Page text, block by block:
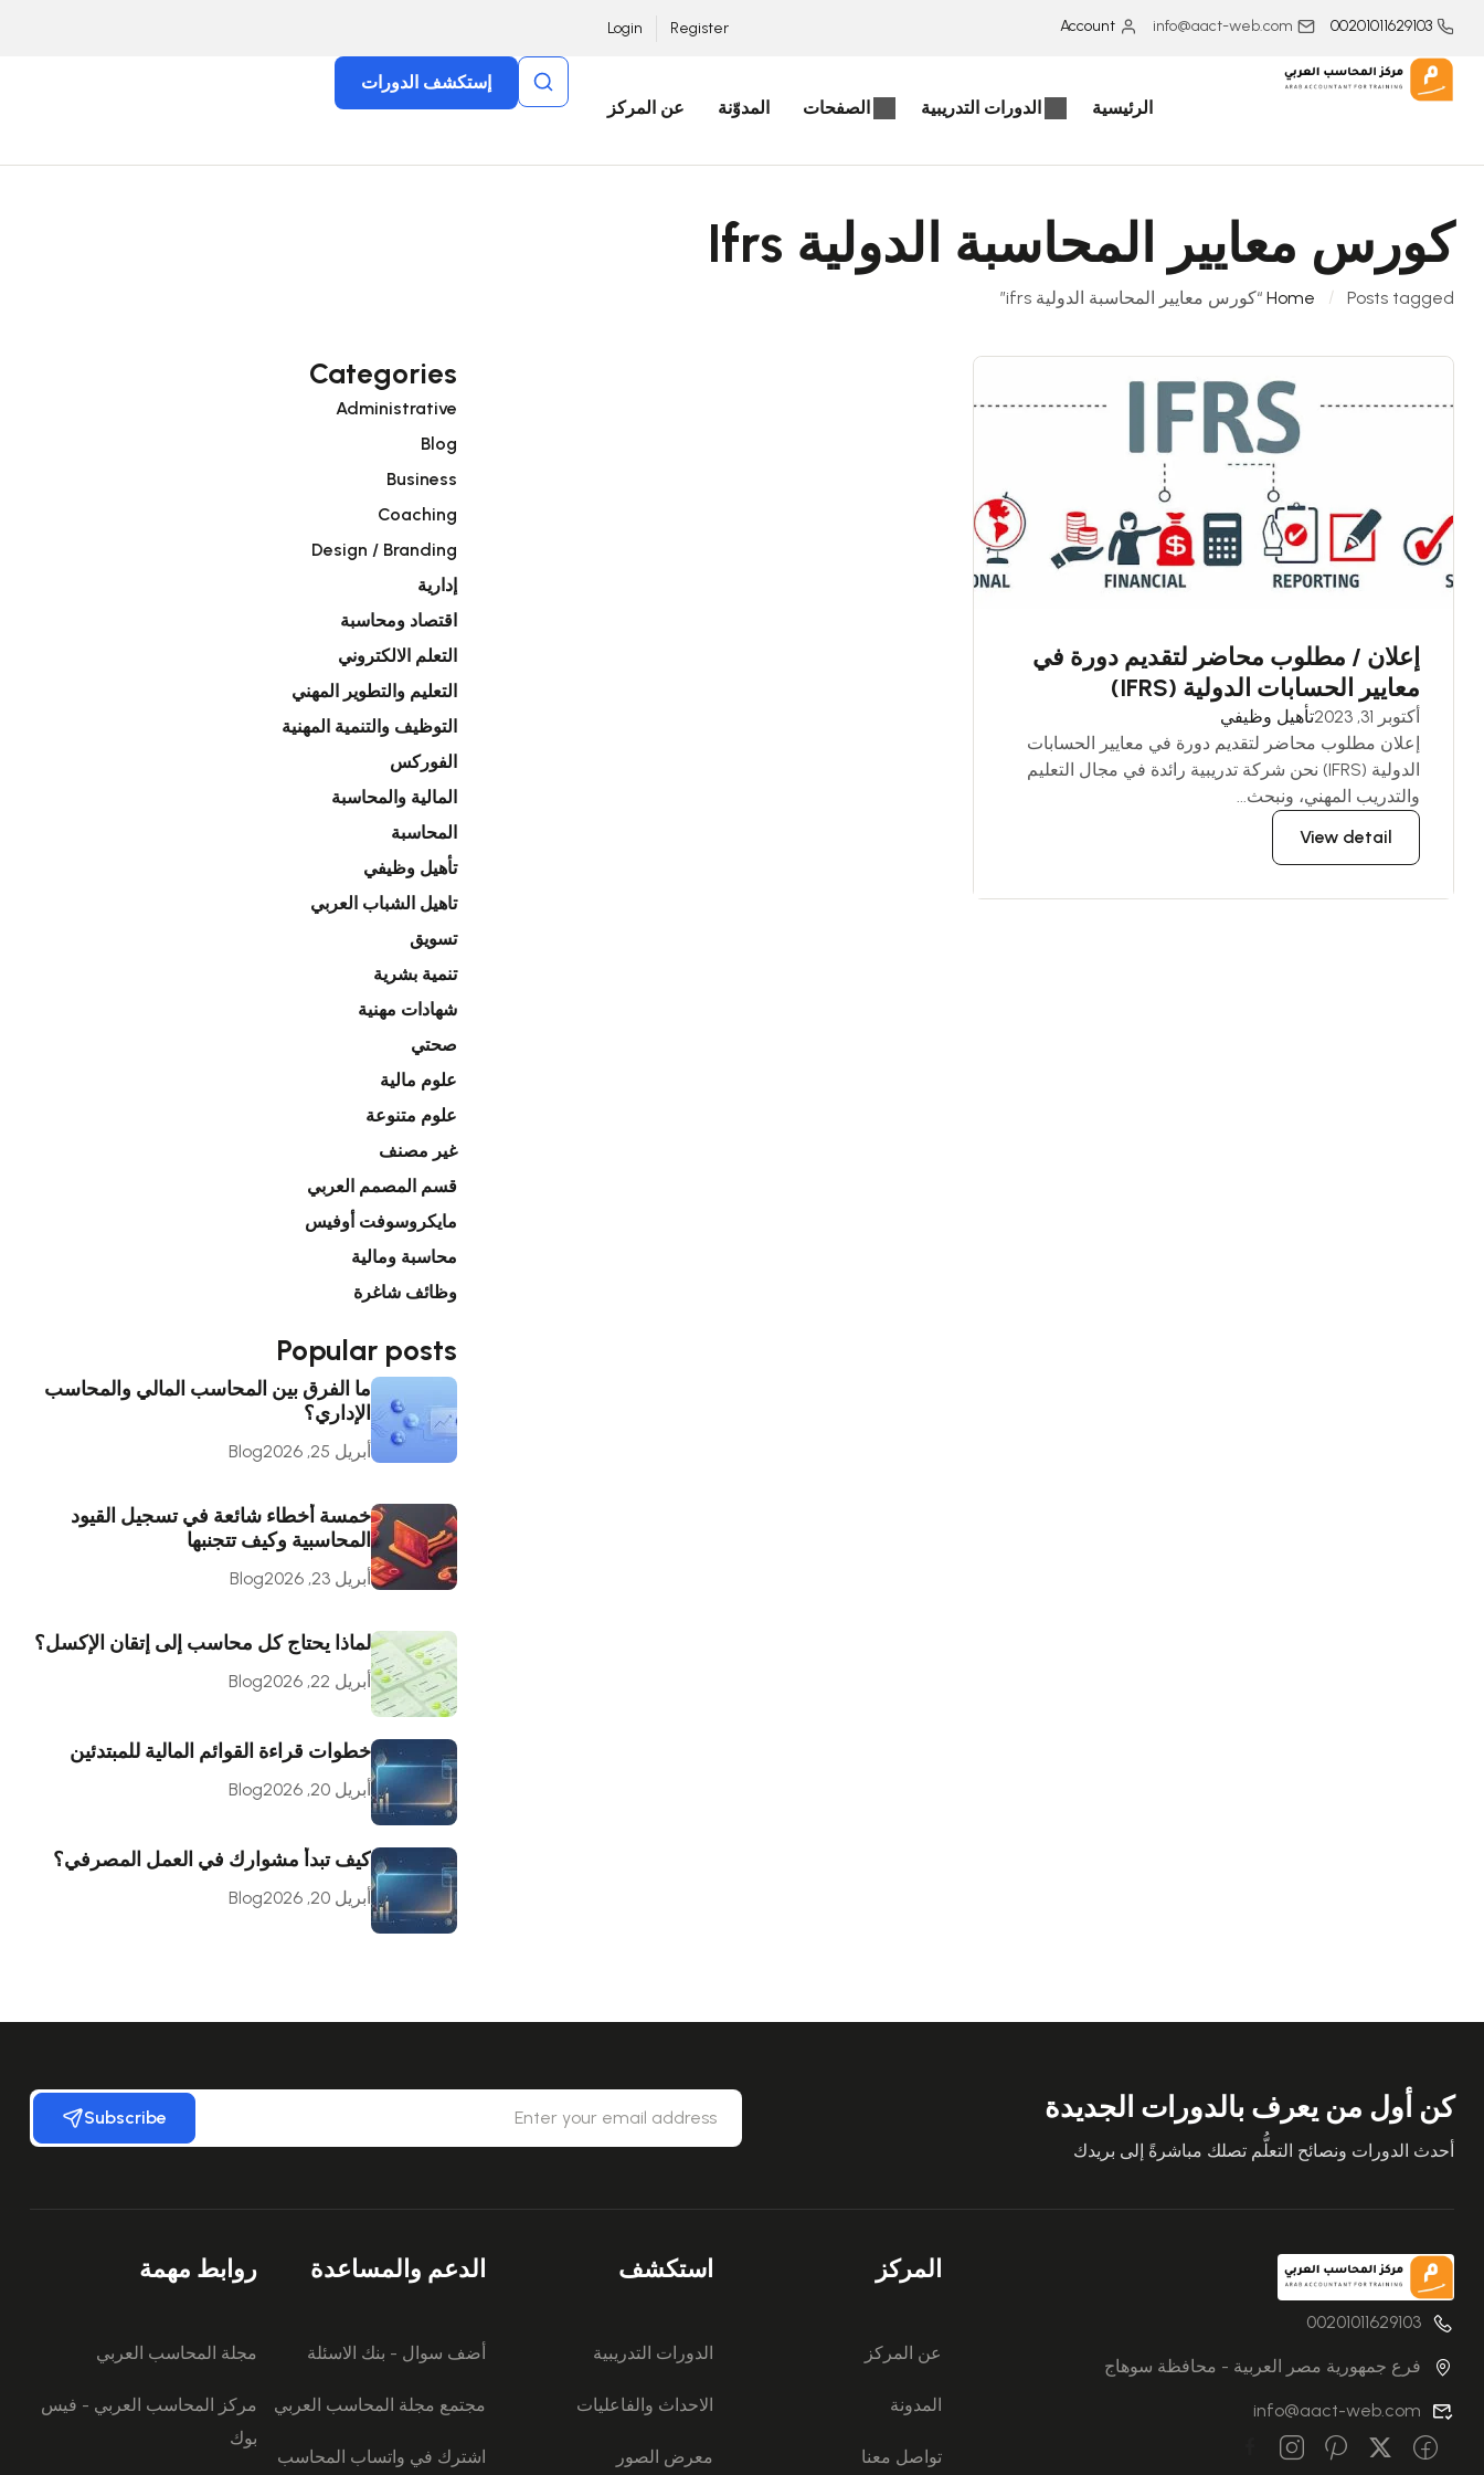
00201011629103
info@aact-web.com
Account
Register
Login
الرئيسية الدورات التدريبية الصفحات المدوّنة عن المركز
إستكشف الدورات
كورس معايير المحاسبة الدولية Ifrs
Home Posts tagged “كورس معايير المحاسبة الدولية ifrs”
إعلان / مطلوب محاضر لتقديم دورة في
معايير الحسابات الدولية (IFRS)
أكتوبر 31, 2023
تأهيل وظيفي
إعلان مطلوب محاضر لتقديم دورة في معايير الحسابات
الدولية (IFRS) نحن شركة تدريبية رائدة في مجال التعليم
والتدريب المهني، ونبحث...
View detail
Categories
Administrative
Blog
Business
Coaching
Design / Branding
إدارية
اقتصاد ومحاسبة
التعلم الالكتروني
التعليم والتطوير المهني
التوظيف والتنمية المهنية
الفوركس
المالية والمحاسبة
المحاسبة
تأهيل وظيفي
تاهيل الشباب العربي
تسويق
تنمية بشرية
شهادات مهنية
صحتي
علوم مالية
علوم متنوعة
غير مصنف
قسم المصمم العربي
مايكروسوفت أوفيس
محاسبة ومالية
وظائف شاغرة
Popular posts
ما الفرق بين المحاسب المالي والمحاسب
الإداري؟
أبريل 25, 2026 Blog
خمسة أخطاء شائعة في تسجيل القيود
المحاسبية وكيف تتجنبها
أبريل 23, 2026 Blog
لماذا يحتاج كل محاسب إلى إتقان الإكسل؟
أبريل 22, 2026 Blog
خطوات قراءة القوائم المالية للمبتدئين
أبريل 20, 2026 Blog
كيف تبدأ مشوارك في العمل المصرفي؟
أبريل 20, 2026 Blog
كن أول من يعرف بالدورات الجديدة
أحدث الدورات ونصائح التعلُّم تصلك مباشرةً إلى بريدك
Subscribe
00201011629103
فرع جمهورية مصر العربية - محافظة سوهاج
info@aact-web.com
المركز
عن المركز
المدونة
تواصل معنا
استكشف
الدورات التدريبية
الاحداث والفاعليات
معرض الصور
الدعم والمساعدة
أضف سوال - بنك الاسئلة
مجتمع مجلة المحاسب العربي
اشترك في واتساب المحاسب
روابط مهمة
مجلة المحاسب العربي
مركز المحاسب العربي - فيس
بوك